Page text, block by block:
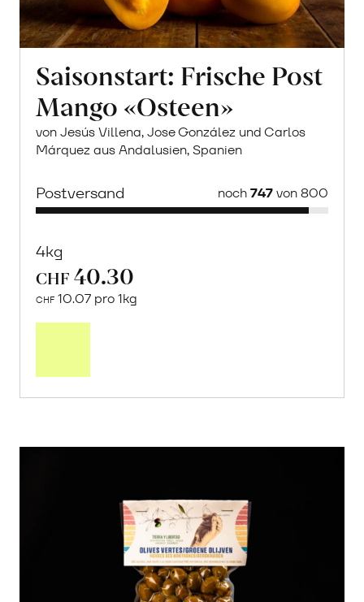
Saisonstart: Frische Post
Mango «Osteen»
von Jesús Villena, Jose González und Carlos
Márquez aus Andalusien, Spanien
Postversand noch747von 800
4kg
CHF 40.30
CHF 10.07 pro 1kg
Post